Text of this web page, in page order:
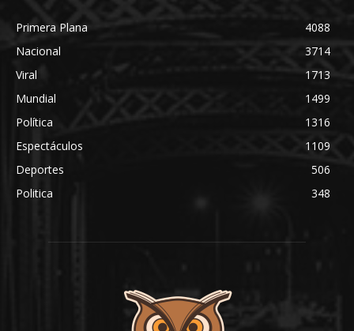
Primera Plana
4088
Nacional
3714
Viral
1713
Mundial
1499
Política
1316
Espectáculos
1109
Deportes
506
Politica
348